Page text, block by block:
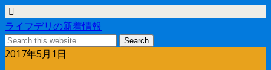
ライフデリの新着情報
2017年5月1日